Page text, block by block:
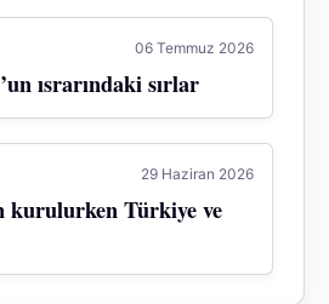
06 Temmuz 2026
ısrarındaki sırlar
29 Haziran 2026
kurulurken Türkiye ve